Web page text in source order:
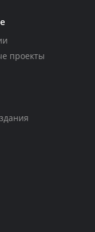
проекты